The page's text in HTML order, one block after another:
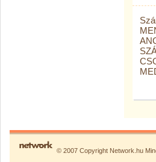
© 2007 Copyright Network.hu